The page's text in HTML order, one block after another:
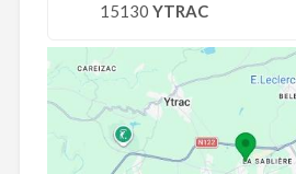
15130 YTRAC